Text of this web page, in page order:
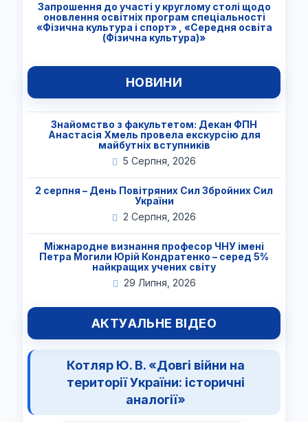
Запрошення до участі у круглому столі щодо
оновлення освітніх програм спеціальності
«Фізична культура і спорт» , «Середня освіта
(Фізична культура)»
НОВИНИ
Знайомство з факультетом: Декан ФПН
Анастасія Хмель провела екскурсію для
майбутніх вступників
5 Серпня, 2026
2 серпня – День Повітряних Сил Збройних Сил
України
2 Серпня, 2026
Міжнародне визнання професор ЧНУ імені
Петра Могили Юрій Кондратенко – серед 5%
найкращих учених світу
29 Липня, 2026
АКТУАЛЬНЕ ВІДЕО
Котляр Ю. В. «Довгі війни на
території України: історичні
аналогії»